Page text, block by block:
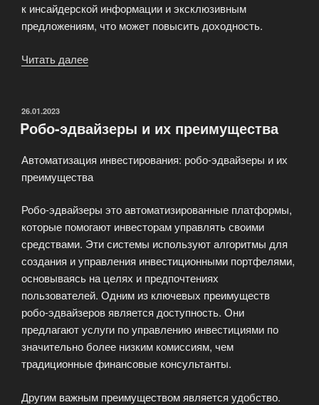
к инсайдерской информации и эксклюзивным
предложениям, что может повысить доходность.
Читать далее
подхода»
ОПУБЛИКОВАНО
26.01.2023
Pобо-эдвайзеры и их преимущества
Автоматизация инвестирования: робо-эдвайзеры и их
преимущества
Робо-эдвайзеры это автоматизированные платформы,
которые помогают инвесторам управлять своими
средствами. Эти системы используют алгоритмы для
создания и управления инвестиционными портфелями,
основываясь на целях и предпочтениях
пользователей. Одним из ключевых преимуществ
робо-эдвайзеров является доступность. Они
предлагают услуги по управлению инвестициями по
значительно более низким комиссиям, чем
традиционные финансовые консультанты.
Другим важным преимуществом является удобство.